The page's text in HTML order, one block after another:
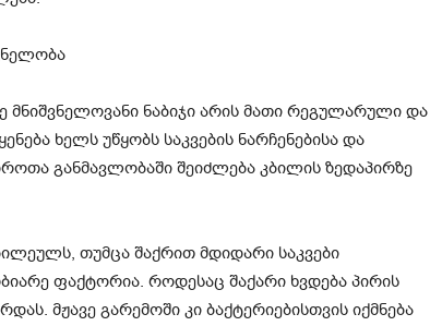
ნაბიჯი არის მათი რეგულარული და
ხელს უწყობს საკვების ნარჩენებისა და
განმავლობაში შეიძლება კბილის ზედაპირზე
თუმცა შაქრით მდიდარი საკვები
ფაქტორია. როდესაც შაქარი ხვდება პირის
მჟავე გარემოში კი ბაქტერიებისთვის იქმნება